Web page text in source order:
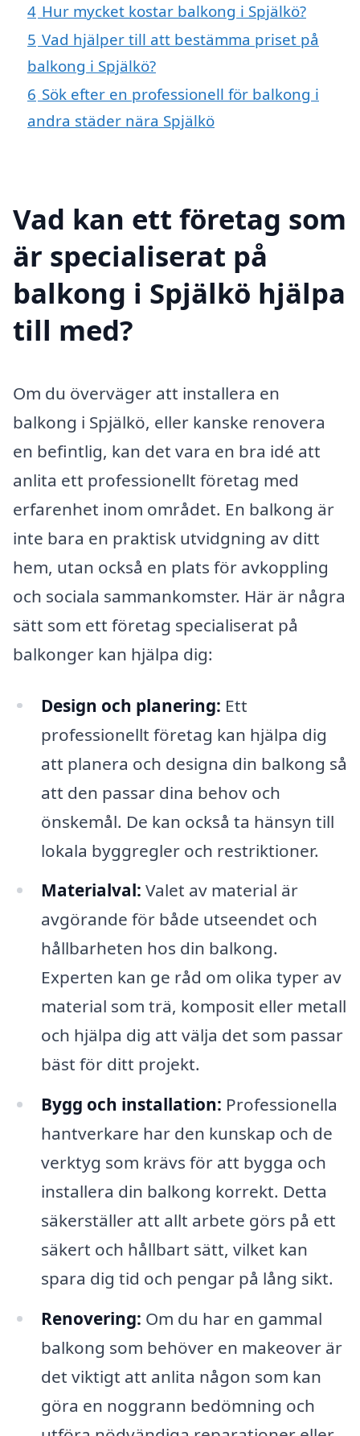
4 Hur mycket kostar balkong i Spjälkö?
5 Vad hjälper till att bestämma priset på
balkong i Spjälkö?
6 Sök efter en professionell för balkong i
andra städer nära Spjälkö
Vad kan ett företag som
är specialiserat på
balkong i Spjälkö hjälpa
till med?
Om du överväger att installera en
balkong i Spjälkö, eller kanske renovera
en befintlig, kan det vara en bra idé att
anlita ett professionellt företag med
erfarenhet inom området. En balkong är
inte bara en praktisk utvidgning av ditt
hem, utan också en plats för avkoppling
och sociala sammankomster. Här är några
sätt som ett företag specialiserat på
balkonger kan hjälpa dig:
Design och planering: Ett
professionellt företag kan hjälpa dig
att planera och designa din balkong så
att den passar dina behov och
önskemål. De kan också ta hänsyn till
lokala byggregler och restriktioner.
Materialval: Valet av material är
avgörande för både utseendet och
hållbarheten hos din balkong.
Experten kan ge råd om olika typer av
material som trä, komposit eller metall
och hjälpa dig att välja det som passar
bäst för ditt projekt.
Bygg och installation: Professionella
hantverkare har den kunskap och de
verktyg som krävs för att bygga och
installera din balkong korrekt. Detta
säkerställer att allt arbete görs på ett
säkert och hållbart sätt, vilket kan
spara dig tid och pengar på lång sikt.
Renovering: Om du har en gammal
balkong som behöver en makeover är
det viktigt att anlita någon som kan
göra en noggrann bedömning och